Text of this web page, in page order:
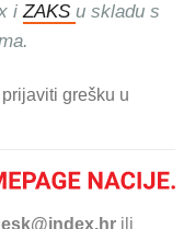
iZAKS u skladu s
grešku u
ili